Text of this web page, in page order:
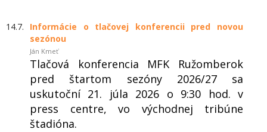
14.7.
Informácie o tlačovej konferencii pred novou
sezónou
Ján Kmeť
Tlačová konferencia MFK Ružomberok
pred štartom sezóny 2026/27 sa
uskutoční 21. júla 2026 o 9:30 hod. v
press centre, vo východnej tribúne
štadióna.